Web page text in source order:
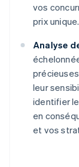
vos
prix unique.
Analyse
leur
identifier
en
et vos